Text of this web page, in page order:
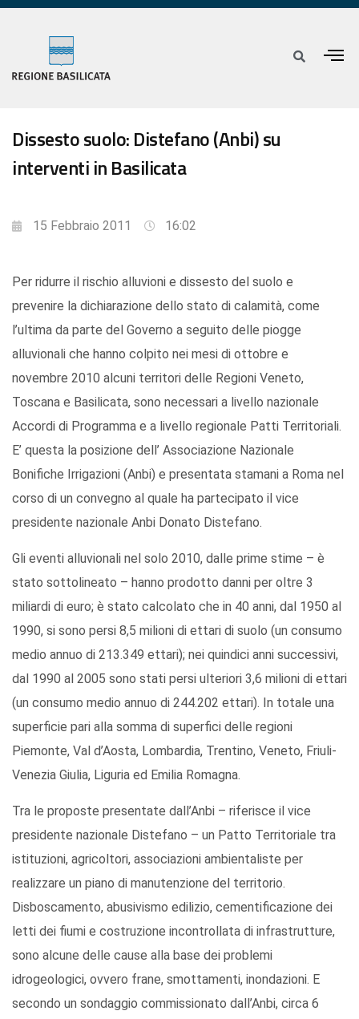
Dissesto suolo: Distefano (Anbi) su
interventi in Basilicata
15 Febbraio 2011 16:02
Per ridurre il rischio alluvioni e dissesto del suolo e
prevenire la dichiarazione dello stato di calamità, come
l’ultima da parte del Governo a seguito delle piogge
alluvionali che hanno colpito nei mesi di ottobre e
novembre 2010 alcuni territori delle Regioni Veneto,
Toscana e Basilicata, sono necessari a livello nazionale
Accordi di Programma e a livello regionale Patti Territoriali.
E’ questa la posizione dell’ Associazione Nazionale
Bonifiche Irrigazioni (Anbi) e presentata stamani a Roma nel
corso di un convegno al quale ha partecipato il vice
presidente nazionale Anbi Donato Distefano.
Gli eventi alluvionali nel solo 2010, dalle prime stime – è
stato sottolineato – hanno prodotto danni per oltre 3
miliardi di euro; è stato calcolato che in 40 anni, dal 1950 al
1990, si sono persi 8,5 milioni di ettari di suolo (un consumo
medio annuo di 213.349 ettari); nei quindici anni successivi,
dal 1990 al 2005 sono stati persi ulteriori 3,6 milioni di ettari
(un consumo medio annuo di 244.202 ettari). In totale una
superficie pari alla somma di superfici delle regioni
Piemonte, Val d’Aosta, Lombardia, Trentino, Veneto, Friuli-
Venezia Giulia, Liguria ed Emilia Romagna.
Tra le proposte presentate dall’Anbi – riferisce il vice
presidente nazionale Distefano – un Patto Territoriale tra
istituzioni, agricoltori, associazioni ambientaliste per
realizzare un piano di manutenzione del territorio.
Disboscamento, abusivismo edilizio, cementificazione dei
letti dei fiumi e costruzione incontrollata di infrastrutture,
sono alcune delle cause alla base dei problemi
idrogeologici, ovvero frane, smottamenti, inondazioni. E
secondo un sondaggio commissionato dall’Anbi, circa 6